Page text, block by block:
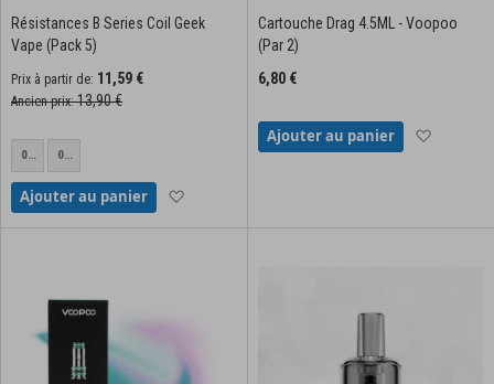
Résistances B Series Coil Geek
Vape (Pack 5)
Prix à partir de 11,59 €
Ancien prix 13,90 €
0.6
ohm
0.3
ohm
Ajouter au panier
Cartouche Drag 4.5ML - Voopoo
(Par 2)
6,80 €
Ajouter au panier